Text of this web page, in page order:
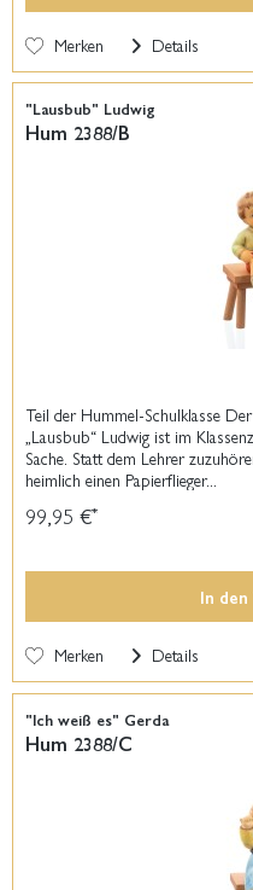
Merken Details
"Lausbub" Ludwig
Hum 2388/B
Teil der Hummel-Schulklasse
„Lausbub“ Ludwig ist im
Sache. Statt dem Lehrer
heimlich einen Papierflieger...
99,95 €*
In den
Merken Details
"Ich weiß es" Gerda
Hum 2388/C